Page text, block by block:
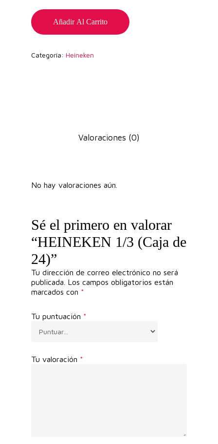
Añadir Al Carrito
Categoría: Heineken
Valoraciones (0)
No hay valoraciones aún.
Sé el primero en valorar
“HEINEKEN 1/3 (Caja de
24)”
Tu dirección de correo electrónico no será
publicada. Los campos obligatorios están
marcados con *
Tu puntuación *
Tu valoración *